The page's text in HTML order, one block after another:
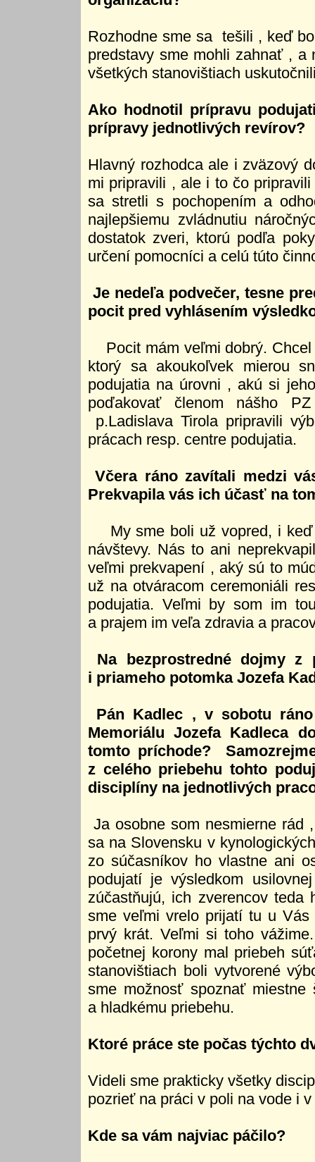
Rozhodne sme sa tešili , keď
predstavy sme mohli zahnať , a
všetkých stanovištiach
Ako hodnotil prípravu
prípravy jednotlivých revírov?
Hlavný rozhodca ale i zväzový
mi pripravili , ale i to čo
sa stretli s pochopením a
najlepšiemu zvládnutiu
dostatok zveri, ktorú podľa
určení pomocníci a celú túto
Je nedeľa podvečer, tesne
pocit pred vyhlásením
Pocit mám veľmi dobrý. Chcel
ktorý sa akoukoľvek mierou
podujatia na úrovni , akú si
poďakovať členom nášho
p.Ladislava Tirola pripravili
prácach resp. centre podujatia.
Včera ráno zavítali medzi
Prekvapila vás ich účasť na
My sme boli už vopred, i keď
návštevy. Nás to ani
veľmi prekvapení , aký sú to
už na otváracom ceremoniáli
podujatia. Veľmi by som im
a prajem im veľa zdravia a
Na bezprostredné dojmy z
i priameho potomka Jozefa
Pán Kadlec , v sobotu
Memoriálu Jozefa Kadleca
tomto príchode?
z celého priebehu tohto
disciplíny na jednotlivých
Ja osobne som nesmierne rád
sa na Slovensku v
zo súčasníkov ho vlastne ani
podujatí je výsledkom
zúčastňujú, ich zverencov teda
sme veľmi vrelo prijatí tu u
prvý krát. Veľmi si toho
početnej korony mal priebeh
stanovištiach boli vytvorené
sme možnosť spoznať
a hladkému priebehu.
Ktoré práce ste počas týchto
Videli sme prakticky všetky
pozrieť na práci v poli na vode i
Kde sa vám najviac páčilo?